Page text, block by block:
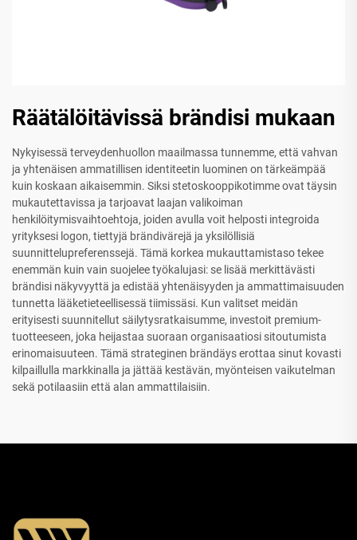
Räätälöitävissä brändisi mukaan
Nykyisessä terveydenhuollon maailmassa tunnemme, että vahvan
ja yhtenäisen ammatillisen identiteetin luominen on tärkeämpää
kuin koskaan aikaisemmin. Siksi stetoskooppikotimme ovat täysin
mukautettavissa ja tarjoavat laajan valikoiman
henkilöitymisvaihtoehtoja, joiden avulla voit helposti integroida
yrityksesi logon, tiettyjä brändivärejä ja yksilöllisiä
suunnittelupreferenssejä. Tämä korkea mukauttamistaso tekee
enemmän kuin vain suojelee työkalujasi: se lisää merkittävästi
brändisi näkyvyyttä ja edistää yhtenäisyyden ja ammattimaisuuden
tunnetta lääketieteellisessä tiimissäsi. Kun valitset meidän
erityisesti suunnitellut säilytysratkaisumme, investoit premium-
tuotteeseen, joka heijastaa suoraan organisaatiosi sitoutumista
erinomaisuuteen. Tämä strateginen brändäys erottaa sinut kovasti
kilpaillulla markkinalla ja jättää kestävän, myönteisen vaikutelman
sekä potilaasiin että alan ammattilaisiin.